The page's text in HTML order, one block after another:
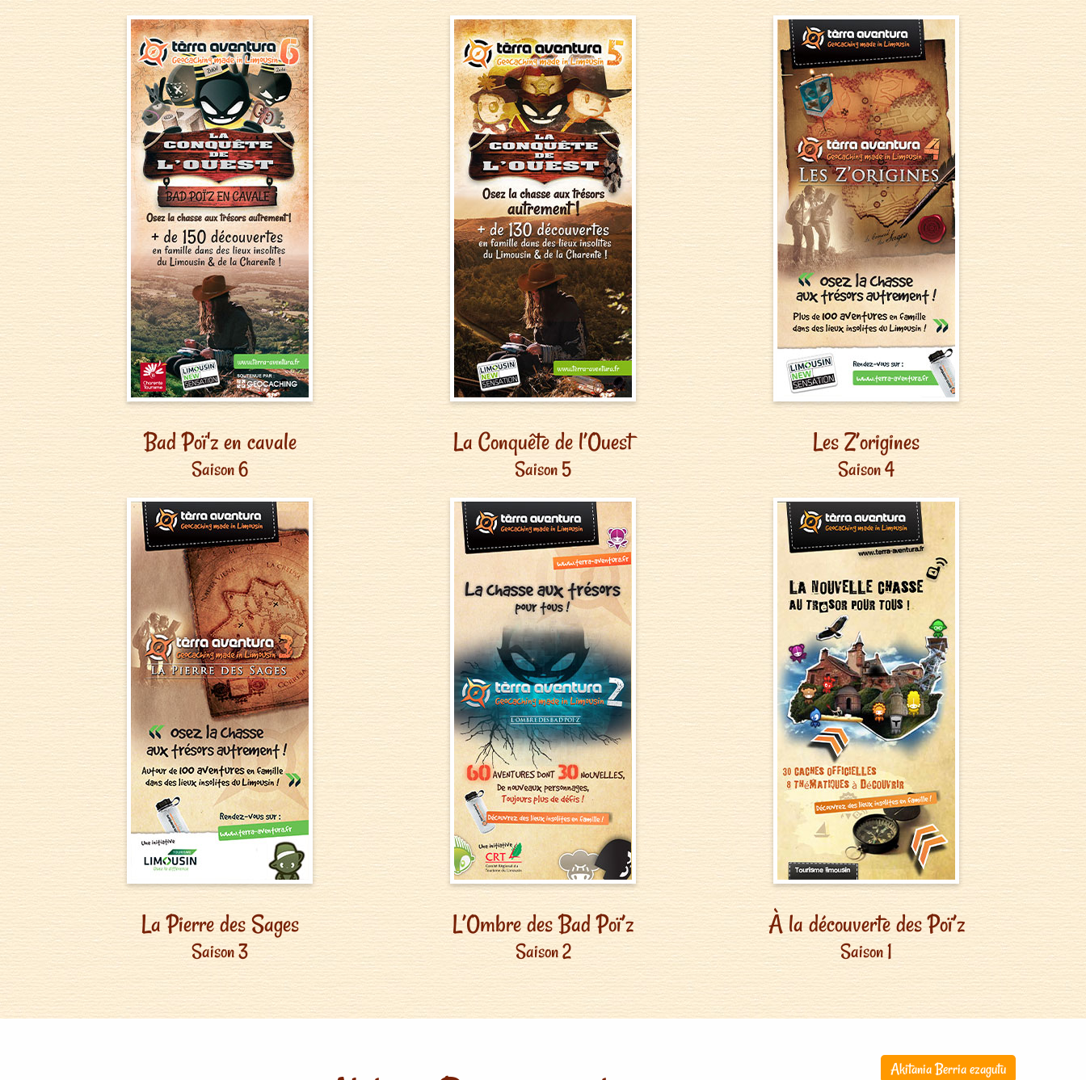
Bad Poï'z en cavale
Saison 6
La Conquête de l’Ouest
Saison 5
Les Z’origines
Saison 4
La Pierre des Sages
Saison 3
L’Ombre des Bad Poï’z
Saison 2
À la découverte des Poï’z
Saison 1
Akitania Berria ezagutu